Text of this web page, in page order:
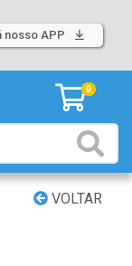
nosso APP
0
VOLTAR